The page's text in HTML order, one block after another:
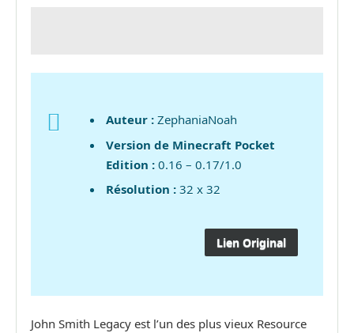
Auteur : ZephaniaNoah
Version de Minecraft Pocket
Edition : 0.16 – 0.17/1.0
Résolution : 32 x 32
Lien Original
John Smith Legacy est l’un des plus vieux Resource